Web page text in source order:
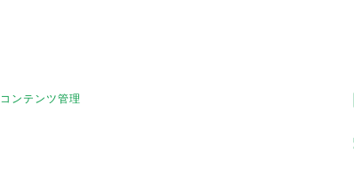
コンテンツ管理